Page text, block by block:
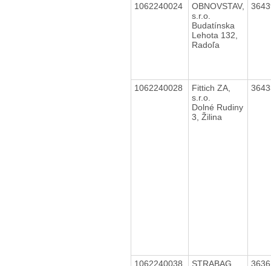
1062240024
OBNOVSTAV,
s.r.o.
Budatínska
Lehota 132,
Radoľa
1062240028
Fittich ZA,
s.r.o.
Dolné Rudiny
3, Žilina
1062240038 STRABAG